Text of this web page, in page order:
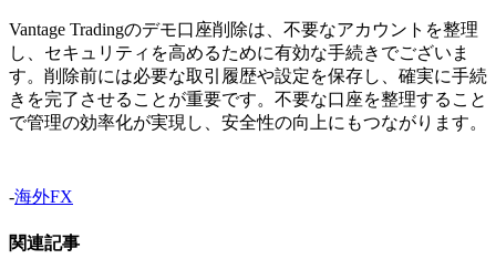
Vantage Tradingのデモ口座削除は、不要なアカウントを整理
し、セキュリティを高めるために有効な手続きでございま
す。削除前には必要な取引履歴や設定を保存し、確実に手続
きを完了させることが重要です。不要な口座を整理すること
で管理の効率化が実現し、安全性の向上にもつながります。
-海外FX
関連記事